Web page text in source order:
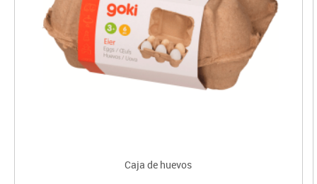
Caja de huevos